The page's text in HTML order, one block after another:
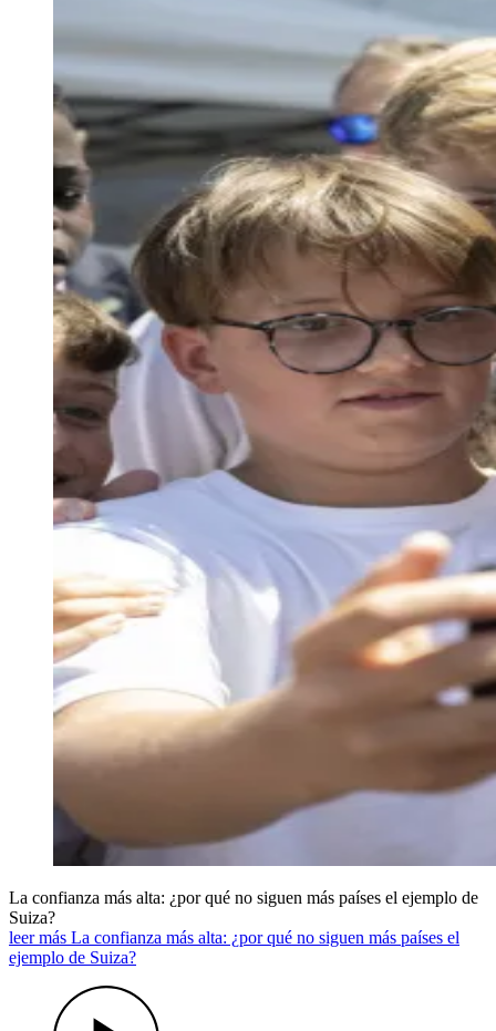
La confianza más alta: ¿por qué no siguen más países el ejemplo de
Suiza?
leer más La confianza más alta: ¿por qué no siguen más países el
ejemplo de Suiza?